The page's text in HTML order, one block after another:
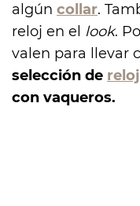
algún collar.
reloj en el look.
valen para llevar
selección de
con vaqueros.